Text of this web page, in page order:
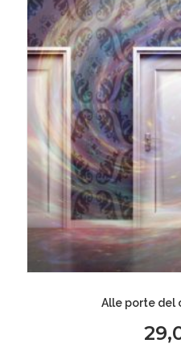
Alle porte del